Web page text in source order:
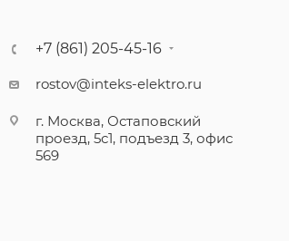
+7 (861) 205-45-16
rostov@inteks-elektro.ru
г. Москва, Остаповский
проезд, 5с1, подъезд 3, офис
569